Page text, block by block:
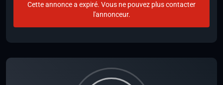
Cette annonce a expiré. Vous ne pouvez plus contacter
l'annonceur.